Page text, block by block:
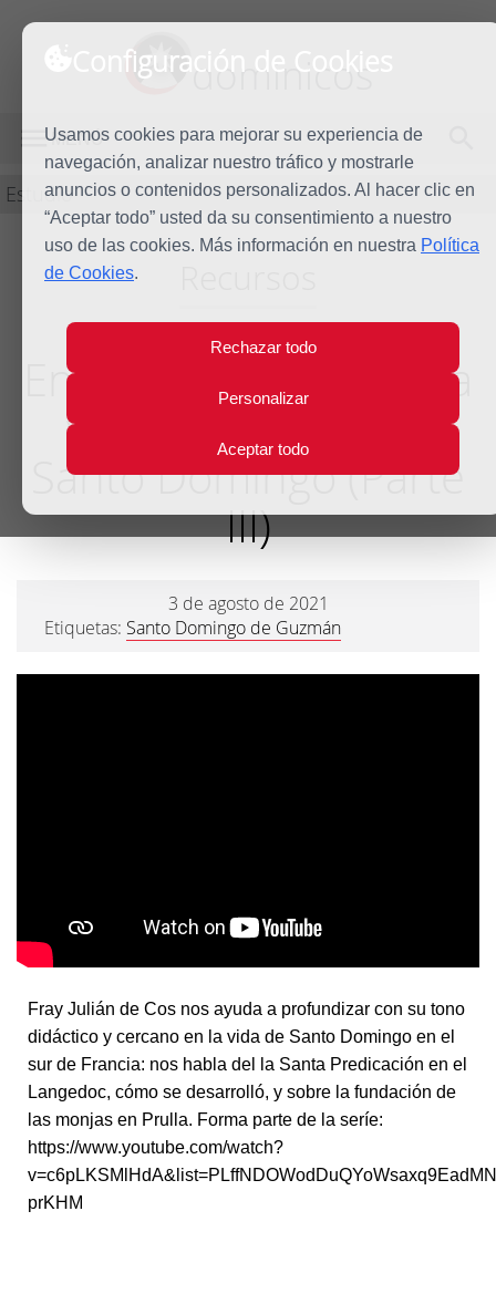
Configuración de Cookies
Usamos cookies para mejorar su experiencia de
navegación, analizar nuestro tráfico y mostrarle
anuncios o contenidos personalizados. Al hacer clic en
“Aceptar todo” usted da su consentimiento a nuestro
uso de las cookies. Más información en nuestra Política
de Cookies.
Rechazar todo
Personalizar
Aceptar todo
dominicos
MENÚ
Estudio
En el Languedoc - Vida
y espiritualidad de
Santo Domingo (Parte
III)
3 de agosto de 2021
Etiquetas: Santo Domingo de Guzmán
Fray Julián de Cos nos ayuda a profundizar con su tono
didáctico y cercano en la vida de Santo Domingo en el
sur de Francia: nos habla del la Santa Predicación en el
Langedoc, cómo se desarrolló, y sobre la fundación de
las monjas en Prulla. Forma parte de la seríe:
https://www.youtube.com/watch?
prKHM